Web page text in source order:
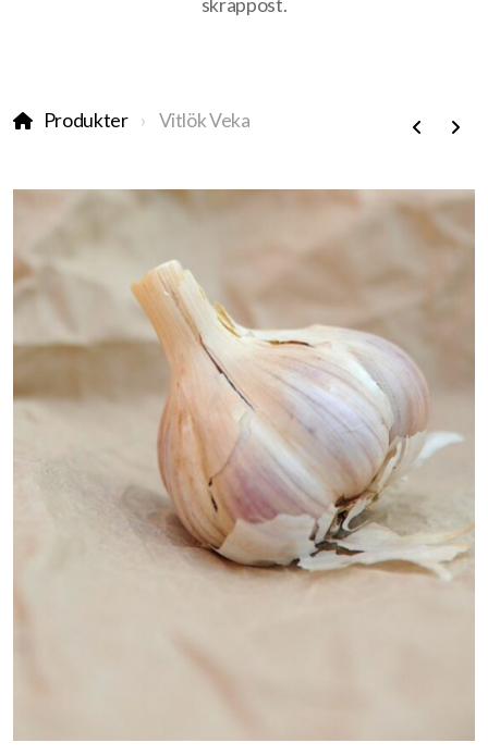
skräppost.
Produkter Vitlök Veka